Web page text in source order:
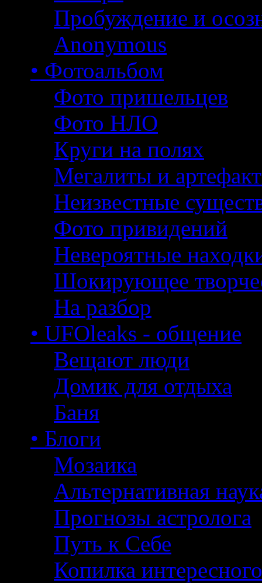
Пробуждение и
Anonymous
• Фотоальбом
Фото пришельцев
Фото НЛО
Круги на полях
Мегалиты и
Неизвестные
Фото привидений
Невероятные
Шокирующее
На разбор
• UFOleaks - общение
Вещают люди
Домик для отдыха
Баня
• Блоги
Мозаика
Альтернативная
Прогнозы астролога
Путь к Себе
Копилка интересного